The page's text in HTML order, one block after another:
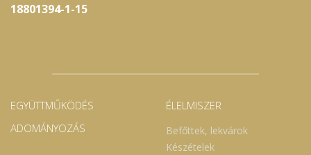
18801394-1-15
EGYÜTTMŰKÖDÉS
ADOMÁNYOZÁS
ÉLELMISZER
Befőttek, lekvárok
Készételek